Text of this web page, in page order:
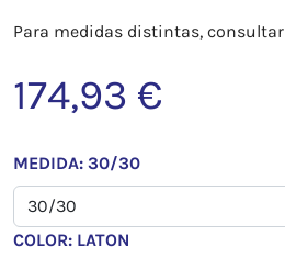
Para medidas distintas, consultar
174,93 €
MEDIDA: 30/30
COLOR: LATON